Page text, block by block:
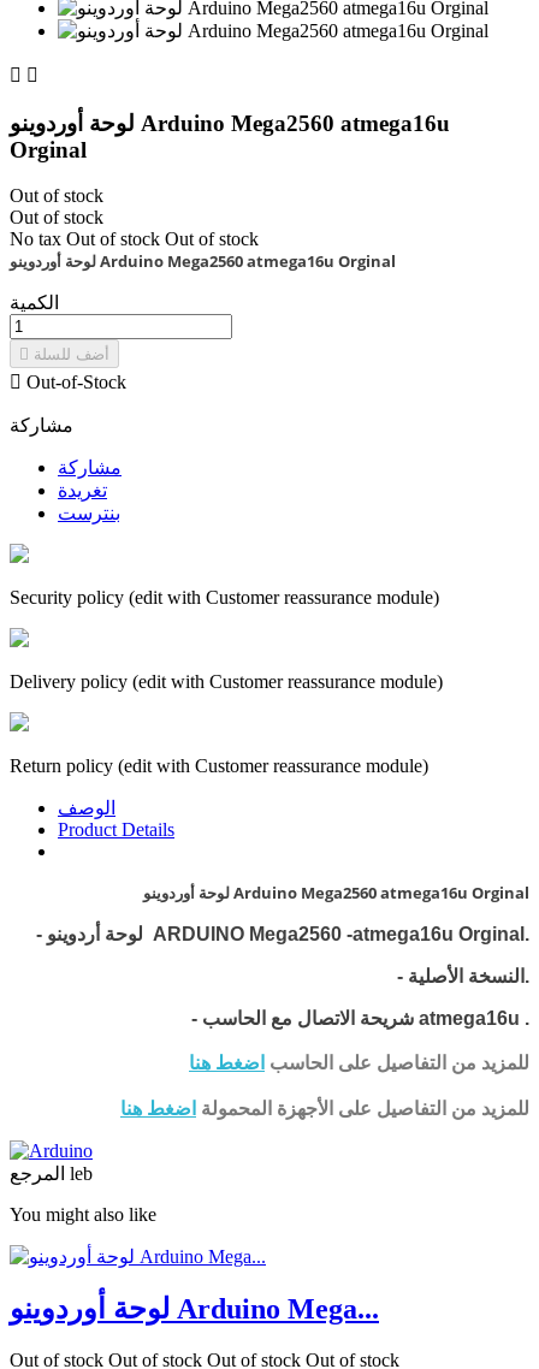
 
لوحة أوردوينو Arduino Mega2560 atmega16u
Orginal
Out of stock
Out of stock
No tax Out of stock Out of stock
لوحة أوردوينو Arduino Mega2560 atmega16u Orginal
الكمية
 أضف للسلة
 Out-of-Stock
مشاركة
مشاركة
تغريدة
بنترست
Security policy (edit with Customer reassurance module)
Delivery policy (edit with Customer reassurance module)
Return policy (edit with Customer reassurance module)
الوصف
Product Details
لوحة أوردوينو Arduino Mega2560 atmega16u Orginal
- لوحة أردوينو ARDUINO Mega2560 -atmega16u Orginal.
- النسخة الأصلية.
- شريحة الاتصال مع الحاسب atmega16u .
للمزيد من التفاصيل على الحاسب اضغط هنا
للمزيد من التفاصيل على الأجهزة المحمولة اضغط هنا
leb
You might also like
لوحة أوردوينو Arduino Mega...
Out of stock Out of stock Out of stock Out of stock